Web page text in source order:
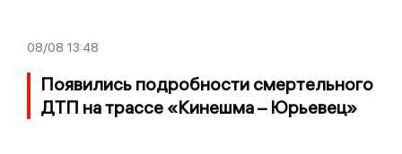
08/08 13:48
Появились подробности смертельного
ДТП на трассе «Кинешма – Юрьевец»